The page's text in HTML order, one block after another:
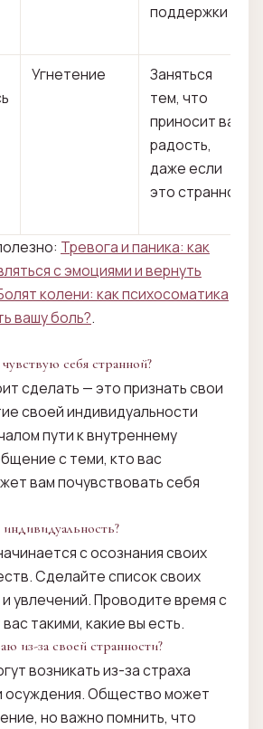
поддержки
Угнетение
Заняться
тем, что
приносит вам
радость,
даже если
это странно
Тревога и паника: как
с эмоциями и вернуть
колени: как психосоматика
вашу боль?.
себя странной?
сделать — это признать свои
своей индивидуальности
пути к внутреннему
с теми, кто вас
вам почувствовать себя
с осознания своих
Сделайте список своих
увлечений. Проводите время с
такими, какие вы есть.
из-за своей странности?
возникать из-за страха
осуждения. Общество может
но важно помнить, что